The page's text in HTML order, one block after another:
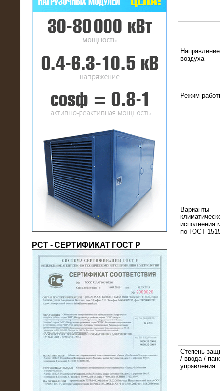
16.01.2017
Аренда нагрузочного комплекса 22
МВт (10 кВ) на газовое
месторождение
17.10.2016
Резистивный высоковольтный
нагрузочный модуль 5 МВт
(напряжение 6/10 кВ)
21.08.2016
На производственное предприятие
модули 20 МВт (0,4 кВ)
РСТ - СЕРТИФИКАТ ГОСТ Р
воздуха
Режим
Варианты
исполнения
по ГОСТ
Степень
/ ввода /
управления